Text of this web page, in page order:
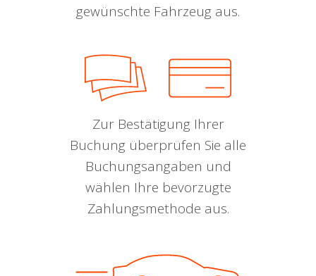
gewünschte Fahrzeug aus.
Zur Bestätigung Ihrer
Buchung überprüfen Sie alle
Buchungsangaben und
wählen Ihre bevorzugte
Zahlungsmethode aus.